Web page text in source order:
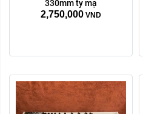
330mm ty mạ
2,750,000 VND